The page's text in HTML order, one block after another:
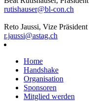
rutishauser@bl-con.ch
Reto Jaussi, Vize Präsident
r.jaussi@astag.ch
Home
Handshake
Organisation
Sponsoren
Mitglied werden